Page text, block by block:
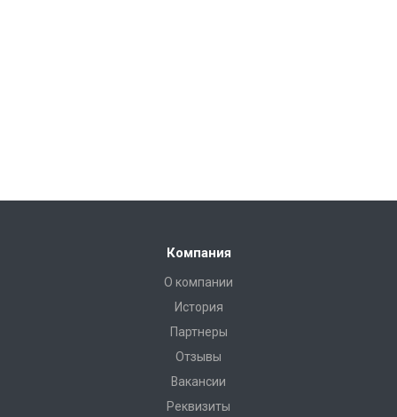
Компания
О компании
История
Партнеры
Отзывы
Вакансии
Реквизиты